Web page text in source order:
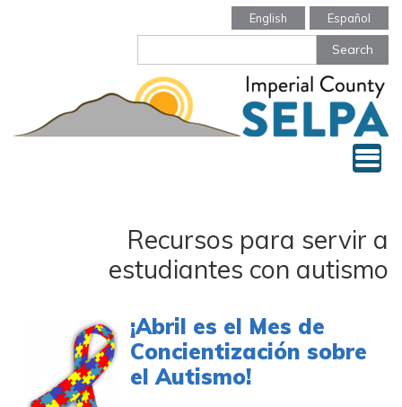
English Español
Recursos para servir a
estudiantes con autismo
¡Abril es el Mes de
Concientización sobre
el Autismo!